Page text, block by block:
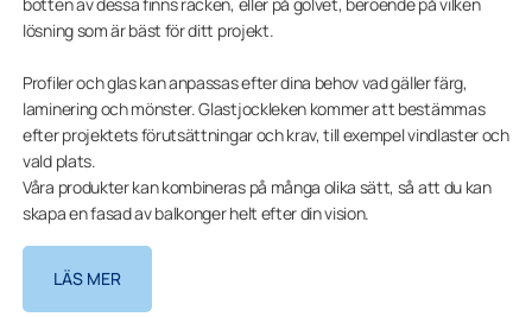
lösning som är bäst för ditt projekt.
Profiler och glas kan anpassas efter dina behov vad gäller färg,
laminering och mönster. Glastjockleken kommer att bestämmas
efter projektets förutsättningar och krav, till exempel vindlaster och
vald plats.
Våra produkter kan kombineras på många olika sätt, så att du kan
skapa en fasad av balkonger helt efter din vision.
LÄS MER